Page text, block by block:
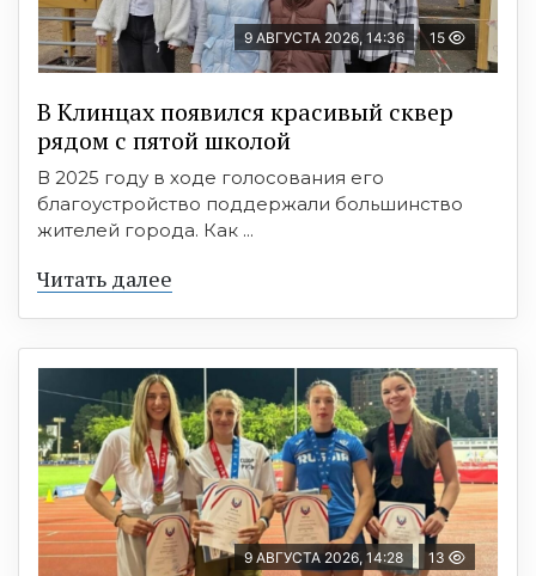
9 АВГУСТА 2026, 14:36 15
В Клинцах появился красивый сквер
рядом с пятой школой
В 2025 году в ходе голосования его
благоустройство поддержали большинство
жителей города. Как ...
Читать далее
9 АВГУСТА 2026, 14:28 13